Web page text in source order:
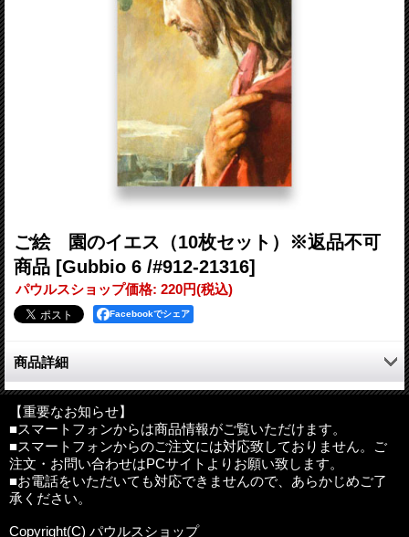
ご絵 園のイエス（10枚セット）※返品不可
商品 [Gubbio 6 /#912-21316]
パウルスショップ価格: 220円(税込)
Facebookでシェア
商品詳細
イタリア製の聖画「園のイエス」のご絵。
裏は無地で、プレゼントに添えたり、一言書いてメッセージカー
ドとして、お使いいただけます。
10枚組となります（数量を「1」にすると、同絵柄のご絵が10
枚。数量を「2」にすると、同絵柄のご絵が20枚となります）
【重要なお知らせ】
■スマートフォンからは商品情報がご覧いただけます。
■スマートフォンからのご注文には対応致しておりません。ご
注文・お問い合わせはPCサイトよりお願い致します。
■お電話をいただいても対応できませんので、あらかじめご了
承ください。
Copyright(C) パウルスショップ